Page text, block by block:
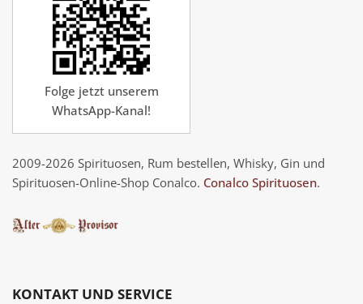
Folge jetzt unserem
WhatsApp-Kanal!
2009-2026 Spirituosen, Rum bestellen, Whisky, Gin und
Spirituosen-Online-Shop Conalco. Conalco Spirituosen.
KONTAKT UND SERVICE